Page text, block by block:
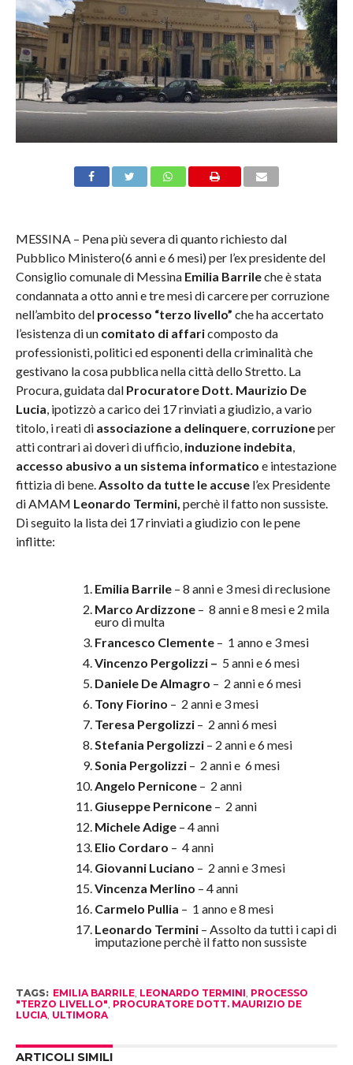
MESSINA – Pena più severa di quanto richiesto dal
Pubblico Ministero(6 anni e 6 mesi) per l’ex presidente del
Consiglio comunale di Messina Emilia Barrileche è stata
condannata a otto anni e tre mesi di carcere per corruzione
nell’ambito del processo “terzo livello” che ha accertato
l’esistenza di un comitato di affaricomposto da
professionisti, politici ed esponenti della criminalità che
gestivano la cosa pubblica nella città dello Stretto. La
Procura, guidata dal Procuratore Dott. Maurizio De
Lucia , ipotizzò a carico dei 17 rinviati a giudizio, a vario
titolo, i reati diassociazione a delinquere, corruzioneper
atti contrari ai doveri di ufficio, induzione indebita
accesso abusivo a un sistema informatico e intestazione
fittizia di bene. Assolto da tutte le accusel’ex Presidente
di AMAM Leonardo Termini, perchè il fatto non sussiste.
Di seguito la lista dei 17 rinviati a giudizio con le pene
inflitte:
Emilia Barrile – 8 anni e 3 mesi di reclusione
Marco Ardizzone – 8 anni e 8 mesi e 2 mila
euro di multa
Francesco Clemente – 1 anno e 3 mesi
Vincenzo Pergolizzi – 5 anni e 6 mesi
Daniele De Almagro – 2 anni e 6 mesi
Tony Fiorino – 2 anni e 3 mesi
Teresa Pergolizzi – 2 anni 6 mesi
Stefania Pergolizzi – 2 anni e 6 mesi
Sonia Pergolizzi – 2 anni e 6 mesi
Angelo Pernicone – 2 anni
GiuseppePernicone – 2 anni
Michele Adige – 4 anni
Elio Cordaro – 4 anni
Giovanni Luciano – 2 anni e 3 mesi
Vincenza Merlino – 4 anni
Carmelo Pullia – 1 anno e 8 mesi
Leonardo Termini– Assolto da tutti i capi di
imputazione perchè il fatto non sussiste
TAGS: EMILIA BARRILE, LEONARDO TERMINI PROCESSO
"TERZO LIVELLO" PROCURATORE DOTT. MAURIZIO DE
LUCIA, ULTIMORA
ARTICOLI SIMILI